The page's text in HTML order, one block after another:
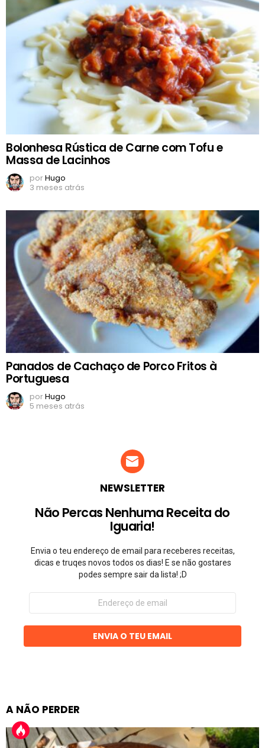
Bolonhesa Rústica de Carne com Tofu e
Massa de Lacinhos
porHugo
3 meses atrás
Panados de Cachaço de Porco Fritos à
Portuguesa
porHugo
5 meses atrás
NEWSLETTER
Não Percas Nenhuma Receita do
Iguaria!
Envia o teu endereço de email para receberes receitas,
dicas e truqes novos todos os dias! E se não gostares
podes sempre sair da lista! ;D
Endereço
email
ENVIA O TEU EMAIL
A NÃO PERDER